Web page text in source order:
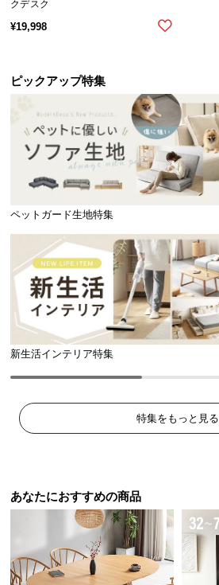
クデスク
¥19,998
ピックアップ特集
ペットガード生地特集
新生活インテリア特集
特集をもっと見る
あなたにおすすめの商品